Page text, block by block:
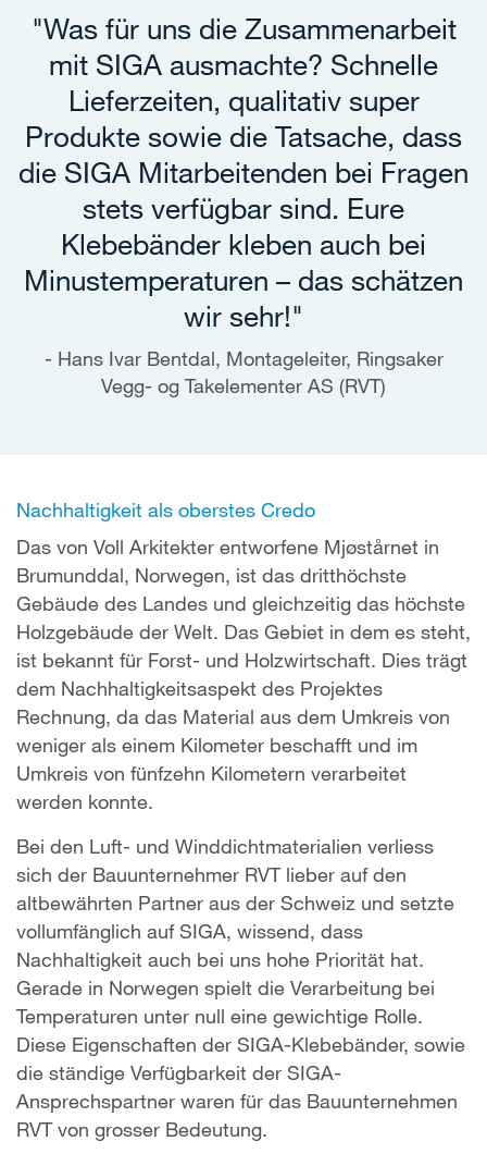
"Was für uns die Zusammenarbeit
mit SIGA ausmachte? Schnelle
Lieferzeiten, qualitativ super
Produkte sowie die Tatsache, dass
die SIGA Mitarbeitenden bei Fragen
stets verfügbar sind. Eure
Klebebänder kleben auch bei
Minustemperaturen – das schätzen
wir sehr!"
Hans Ivar Bentdal, Montageleiter, Ringsaker
Vegg- og Takelementer AS (RVT)
Nachhaltigkeit als oberstes Credo
Das von Voll Arkitekter entworfene Mjøstårnet in
Brumunddal, Norwegen, ist das dritthöchste
Gebäude des Landes und gleichzeitig das höchste
Holzgebäude der Welt. Das Gebiet in dem es steht,
ist bekannt für Forst- und Holzwirtschaft. Dies trägt
dem Nachhaltigkeitsaspekt des Projektes
Rechnung, da das Material aus dem Umkreis von
weniger als einem Kilometer beschafft und im
Umkreis von fünfzehn Kilometern verarbeitet
werden konnte.
Bei den Luft- und Winddichtmaterialien verliess
sich der Bauunternehmer RVT lieber auf den
altbewährten Partner aus der Schweiz und setzte
vollumfänglich auf SIGA, wissend, dass
Nachhaltigkeit auch bei uns hohe Priorität hat.
Gerade in Norwegen spielt die Verarbeitung bei
Temperaturen unter null eine gewichtige Rolle.
Diese Eigenschaften der SIGA-Klebebänder, sowie
die ständige Verfügbarkeit der SIGA-
Ansprechspartner waren für das Bauunternehmen
RVT von grosser Bedeutung.